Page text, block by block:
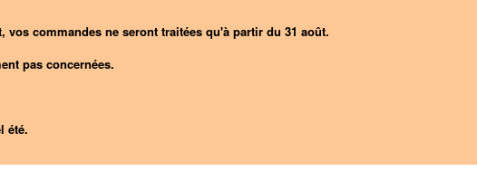
commandes ne seront traitées qu'à partir du 31 août.
pas concernées.
été.